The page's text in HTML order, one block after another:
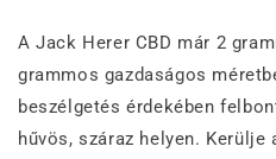
A Jack Herer CBD már 2
grammos gazdaságos
beszélgetés érdekében
hűvös, száraz helyen.